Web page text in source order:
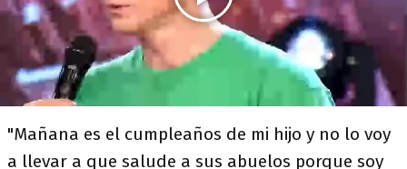
"Mañana es el cumpleaños de mi hijo y no lo voy
a llevar a que salude a sus abuelos porque soy